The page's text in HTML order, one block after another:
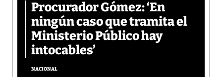
Procurador Gómez: ‘En
ningún caso que tramita el
Ministerio Público hay
intocables’
NACIONAL